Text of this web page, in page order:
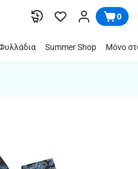
0
Summer Shop Μόνο